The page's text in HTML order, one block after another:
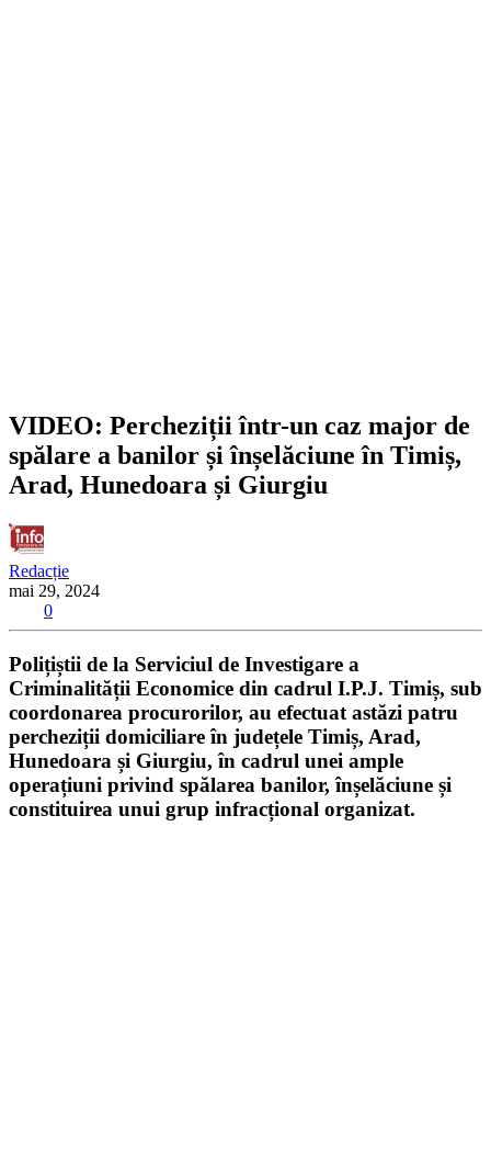
VIDEO: Percheziții într-un caz major de
spălare a banilor și înșelăciune în Timiș,
Arad, Hunedoara și Giurgiu
Redacție
mai 29, 2024
0
Polițiștii de la Serviciul de Investigare a
Criminalității Economice din cadrul I.P.J. Timiș, sub
coordonarea procurorilor, au efectuat astăzi patru
percheziții domiciliare în județele Timiș, Arad,
Hunedoara și Giurgiu, în cadrul unei ample
operațiuni privind spălarea banilor, înșelăciune și
constituirea unui grup infracțional organizat.